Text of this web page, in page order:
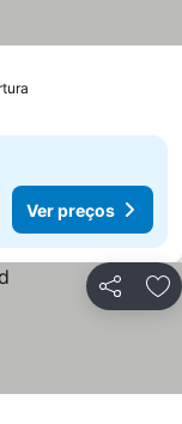
Ver preços
Partilhar